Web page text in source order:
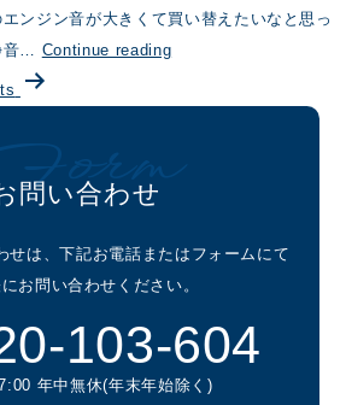
ンジン音が大きくて買い替えたいなと思っ
音… Continue reading外
塗
用
ン
プ
レ
問い合わせ
せは、下記お電話またはフォームにて
お問い合わせください。
103-604
年中無休(年末年始除く)